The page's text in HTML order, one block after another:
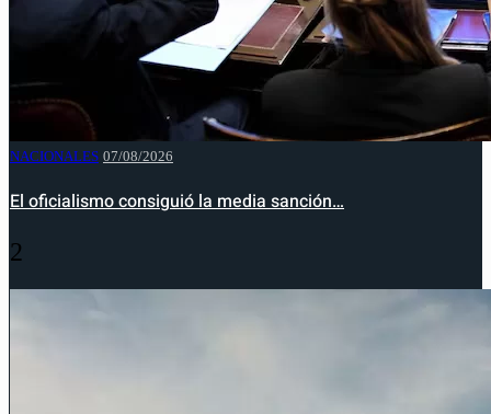
NACIONALES 07/08/2026
El oficialismo consiguió la media sanción…
2